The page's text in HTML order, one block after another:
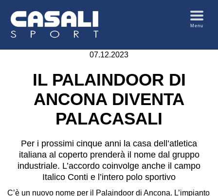
Menu
07.12.2023
IL PALAINDOOR DI
ANCONA DIVENTA
PALACASALI
Per i prossimi cinque anni la casa dell’atletica
italiana al coperto prenderà il nome dal gruppo
industriale. L’accordo coinvolge anche il campo
Italico Conti e l’intero polo sportivo
C’è un nuovo nome per il Palaindoor di Ancona. L’impianto